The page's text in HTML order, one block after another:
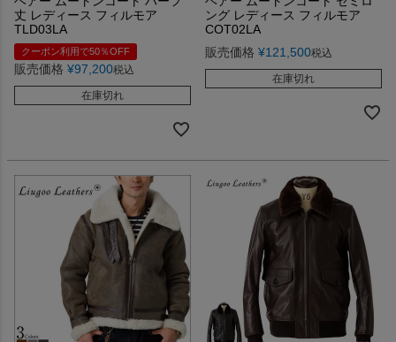
丈 レディース フィルモア
TLD03LA
クーポン利用で50％OFF
販売価格 ¥97,200税込
在庫切れ
ング レディース フィルモア
COT02LA
販売価格 ¥121,500税込
在庫切れ